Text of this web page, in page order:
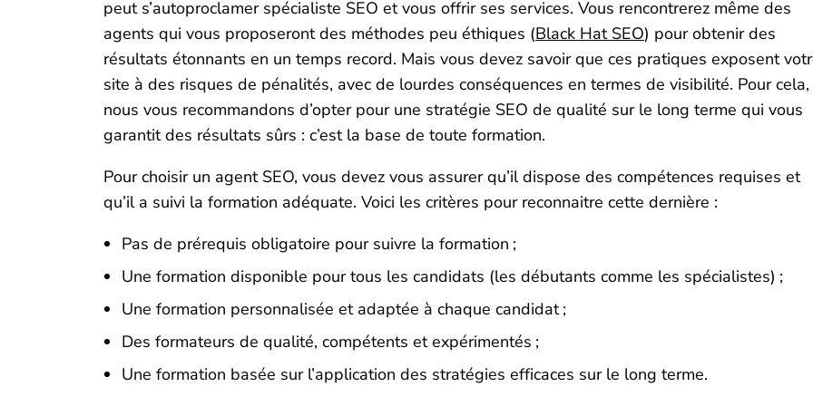
peut s’autoproclamer spécialiste SEO et vous offrir ses services. Vous rencontrerez même des
agents qui vous proposeront des méthodes peu éthiques (Black Hat SEO) pour obtenir des
résultats étonnants en un temps record. Mais vous devez savoir que ces pratiques exposent
site à des risques de pénalités, avec de lourdes conséquences en termes de visibilité. Pour cela,
nous vous recommandons d’opter pour une stratégie SEO de qualité sur le long terme qui vous
garantit des résultats sûrs : c’est la base de toute formation.
Pour choisir un agent SEO, vous devez vous assurer qu’il dispose des compétences requises et
qu’il a suivi la formation adéquate. Voici les critères pour reconnaitre cette dernière :
Pas de prérequis obligatoire pour suivre la formation ;
Une formation disponible pour tous les candidats (les débutants comme les spécialistes) ;
Une formation personnalisée et adaptée à chaque candidat ;
Des formateurs de qualité, compétents et expérimentés ;
Une formation basée sur l’application des stratégies efficaces sur le long terme.